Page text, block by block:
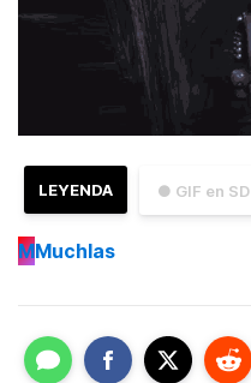
● GIF en SD
LEYENDA
MMuchlas